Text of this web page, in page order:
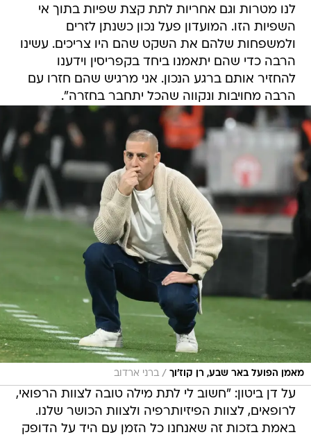
לנו מטרות וגם אחריות לתת קצת שפיות בתוך אי
השפיות הזו. המועדון פעל נכון כשנתן לזרים
ולמשפחות שלהם את השקט שהם היו צריכים. עשינו
הרבה כדי שהם יתאמנו ביחד בקפריסין וידענו
להחזיר אותם ברגע הנכון. אני מרגיש שהם חזרו עם
הרבה מחויבות ונקווה שהכל יתחבר בחזרה".
מאמן הפועל באר שבע, רן קוז'וך / ברני ארדוב
על דן ביטון: "חשוב לי לתת מילה טובה לצוות הרפואי,
לרופאים, לצוות הפיזיותרפיה ולצוות הכושר שלנו.
באמת בזכות זה שאנחנו כל הזמן עם היד על הדופק